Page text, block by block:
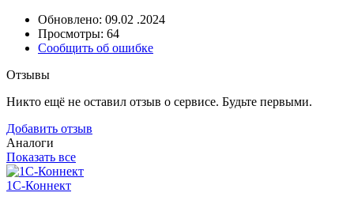
Обновлено: 09.02 .2024
Просмотры: 64
Сообщить об ошибке
Отзывы
Никто ещё не оставил отзыв о сервисе. Будьте первыми.
Добавить отзыв
Аналоги
Показать все
1С-Коннект